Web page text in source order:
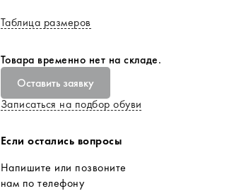
Таблица размеров
Товара временно нет на складе.
Оставить заявку
Записаться на подбор обуви
Если остались вопросы
Напишите или позвоните
нам по телефону